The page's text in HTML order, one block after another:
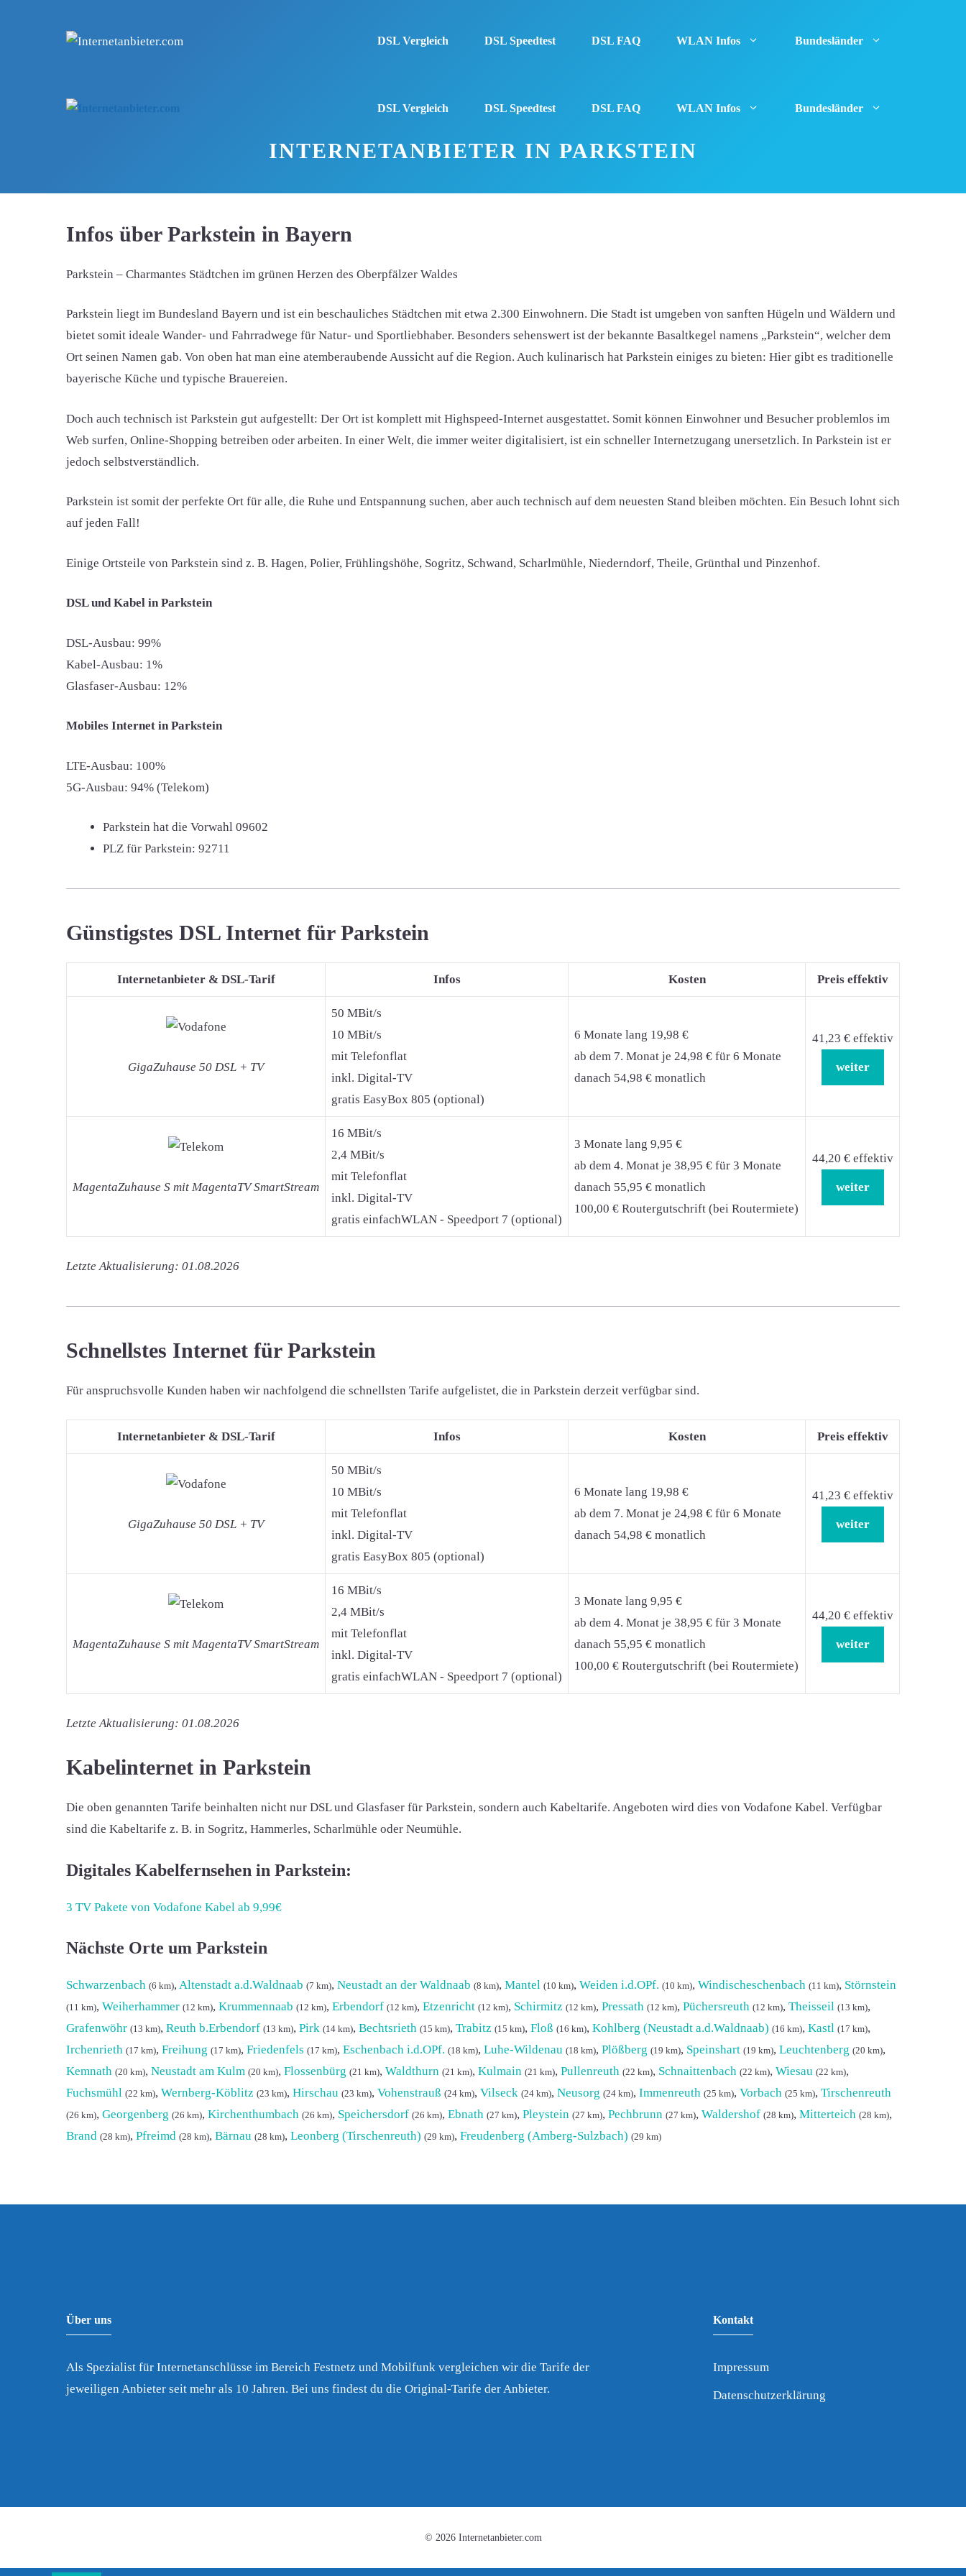
DSL Vergleich DSL Speedtest DSL FAQ WLAN Infos Bundesländer
DSL Vergleich DSL Speedtest DSL FAQ WLAN Infos Bundesländer
INTERNETANBIETER IN PARKSTEIN
Infos über Parkstein in Bayern
Parkstein – Charmantes Städtchen im grünen Herzen des Oberpfälzer Waldes
Parkstein liegt im Bundesland Bayern und ist ein beschauliches Städtchen mit etwa 2.300 Einwohnern. Die Stadt ist umgeben von sanften Hügeln und Wäldern und
bietet somit ideale Wander- und Fahrradwege für Natur- und Sportliebhaber. Besonders sehenswert ist der bekannte Basaltkegel namens „Parkstein“, welcher dem
Ort seinen Namen gab. Von oben hat man eine atemberaubende Aussicht auf die Region. Auch kulinarisch hat Parkstein einiges zu bieten: Hier gibt es traditionelle
bayerische Küche und typische Brauereien.
Doch auch technisch ist Parkstein gut aufgestellt: Der Ort ist komplett mit Highspeed-Internet ausgestattet. Somit können Einwohner und Besucher problemlos im
Web surfen, Online-Shopping betreiben oder arbeiten. In einer Welt, die immer weiter digitalisiert, ist ein schneller Internetzugang unersetzlich. In Parkstein ist er
jedoch selbstverständlich.
Parkstein ist somit der perfekte Ort für alle, die Ruhe und Entspannung suchen, aber auch technisch auf dem neuesten Stand bleiben möchten. Ein Besuch lohnt sich
auf jeden Fall!
Einige Ortsteile von Parkstein sind z. B. Hagen, Polier, Frühlingshöhe, Sogritz, Schwand, Scharlmühle, Niederndorf, Theile, Grünthal und Pinzenhof.
DSL und Kabel in Parkstein
DSL-Ausbau: 99%
Kabel-Ausbau: 1%
Glasfaser-Ausbau: 12%
Mobiles Internet in Parkstein
LTE-Ausbau: 100%
5G-Ausbau: 94% (Telekom)
Parkstein hat die Vorwahl 09602
PLZ für Parkstein: 92711
Günstigstes DSL Internet für Parkstein
Internetanbieter & DSL-Tarif Infos Kosten Preis effektiv
GigaZuhause 50 DSL + TV
50 MBit/s
10 MBit/s
mit Telefonflat
inkl. Digital-TV
gratis EasyBox 805 (optional)
6 Monate lang 19,98 €
ab dem 7. Monat je 24,98 € für 6 Monate
danach 54,98 € monatlich
41,23 € effektiv
weiter
MagentaZuhause S mit MagentaTV SmartStream
16 MBit/s
2,4 MBit/s
mit Telefonflat
inkl. Digital-TV
gratis einfachWLAN - Speedport 7 (optional)
3 Monate lang 9,95 €
ab dem 4. Monat je 38,95 € für 3 Monate
danach 55,95 € monatlich
100,00 € Routergutschrift (bei Routermiete)
44,20 € effektiv
weiter
Letzte Aktualisierung: 01.08.2026
Schnellstes Internet für Parkstein
Für anspruchsvolle Kunden haben wir nachfolgend die schnellsten Tarife aufgelistet, die in Parkstein derzeit verfügbar sind.
Internetanbieter & DSL-Tarif Infos Kosten Preis effektiv
GigaZuhause 50 DSL + TV
50 MBit/s
10 MBit/s
mit Telefonflat
inkl. Digital-TV
gratis EasyBox 805 (optional)
6 Monate lang 19,98 €
ab dem 7. Monat je 24,98 € für 6 Monate
danach 54,98 € monatlich
41,23 € effektiv
weiter
MagentaZuhause S mit MagentaTV SmartStream
16 MBit/s
2,4 MBit/s
mit Telefonflat
inkl. Digital-TV
gratis einfachWLAN - Speedport 7 (optional)
3 Monate lang 9,95 €
ab dem 4. Monat je 38,95 € für 3 Monate
danach 55,95 € monatlich
100,00 € Routergutschrift (bei Routermiete)
44,20 € effektiv
weiter
Letzte Aktualisierung: 01.08.2026
Kabelinternet in Parkstein
Die oben genannten Tarife beinhalten nicht nur DSL und Glasfaser für Parkstein, sondern auch Kabeltarife. Angeboten wird dies von Vodafone Kabel. Verfügbar
sind die Kabeltarife z. B. in Sogritz, Hammerles, Scharlmühle oder Neumühle.
Digitales Kabelfernsehen in Parkstein:
3 TV Pakete von Vodafone Kabel ab 9,99€
Nächste Orte um Parkstein
Schwarzenbach (6 km), Altenstadt a.d.Waldnaab (7 km), Neustadt an der Waldnaab (8 km), Mantel (10 km), Weiden i.d.OPf. (10 km), Windischeschenbach (11 km), Störnstein
(11 km), Weiherhammer (12 km), Krummennaab (12 km), Erbendorf (12 km), Etzenricht (12 km), Schirmitz (12 km), Pressath (12 km), Püchersreuth (12 km), Theisseil (13 km),
Grafenwöhr (13 km), Reuth b.Erbendorf (13 km), Pirk (14 km), Bechtsrieth (15 km), Trabitz (15 km), Floß (16 km), Kohlberg (Neustadt a.d.Waldnaab) (16 km), Kastl (17 km),
Irchenrieth (17 km), Freihung (17 km), Friedenfels (17 km), Eschenbach i.d.OPf. (18 km), Luhe-Wildenau (18 km), Plößberg (19 km), Speinshart (19 km), Leuchtenberg (20 km),
Kemnath (20 km), Neustadt am Kulm (20 km), Flossenbürg (21 km), Waldthurn (21 km), Kulmain (21 km), Pullenreuth (22 km), Schnaittenbach (22 km), Wiesau (22 km),
Fuchsmühl (22 km), Wernberg-Köblitz (23 km), Hirschau (23 km), Vohenstrauß (24 km), Vilseck (24 km), Neusorg (24 km), Immenreuth (25 km), Vorbach (25 km), Tirschenreuth
(26 km), Georgenberg (26 km), Kirchenthumbach (26 km), Speichersdorf (26 km), Ebnath (27 km), Pleystein (27 km), Pechbrunn (27 km), Waldershof (28 km), Mitterteich (28 km),
Brand (28 km), Pfreimd (28 km), Bärnau (28 km), Leonberg (Tirschenreuth) (29 km), Freudenberg (Amberg-Sulzbach) (29 km)
Über uns
Als Spezialist für Internetanschlüsse im Bereich Festnetz und Mobilfunk vergleichen wir die Tarife der
jeweiligen Anbieter seit mehr als 10 Jahren. Bei uns findest du die Original-Tarife der Anbieter.
Kontakt
Impressum
Datenschutzerklärung
© 2026 Internetanbieter.com